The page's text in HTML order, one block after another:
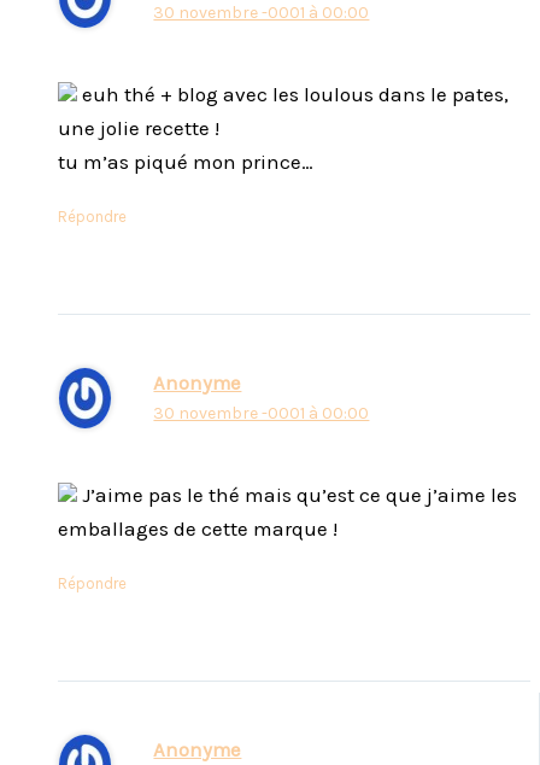
30 novembre -0001 à 00:00
euh thé + blog avec les loulous dans le pates,
une jolie recette !
tu m’as piqué mon prince…
Répondre
Anonyme
30 novembre -0001 à 00:00
J’aime pas le thé mais qu’est ce que j’aime les
emballages de cette marque !
Répondre
Anonyme